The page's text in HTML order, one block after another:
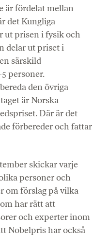
är fördelat mellan
det Kungliga
ut prisen i fysik och
delar ut priset i
särskild
personer.
den övriga
är Norska
Där är det
förbereder och fattar
skickar varje
personer och
om förslag på vilka
har rätt att
och experter inom
Nobelpris har också